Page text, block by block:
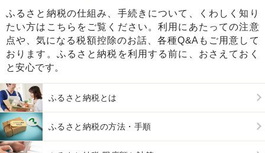
ふるさと納税の仕組み、手続きについて、くわしく知り
たい方はこちらをご覧ください。利用にあたっての注意
点や、気になる税額控除のお話、各種Q&Aもご用意して
おります。ふるさと納税を利用する前に、おさえておく
と安心です。
ふるさと納税とは
ふるさと納税の方法・手順